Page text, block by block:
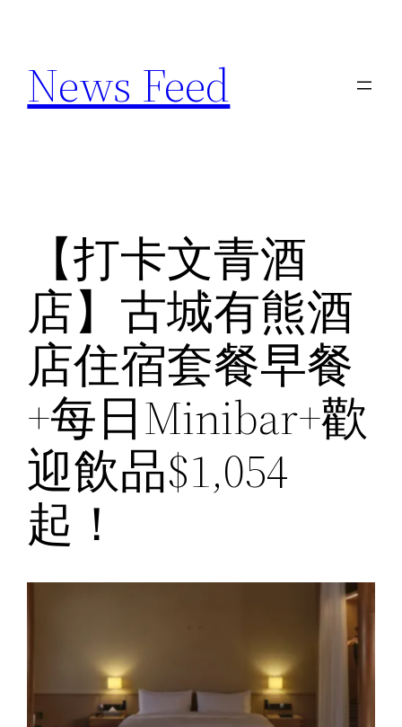
content
News Feed
【打卡文青酒
店】古城有熊酒
店住宿套餐早餐
+每日Minibar+歡
迎飲品$1,054
起！